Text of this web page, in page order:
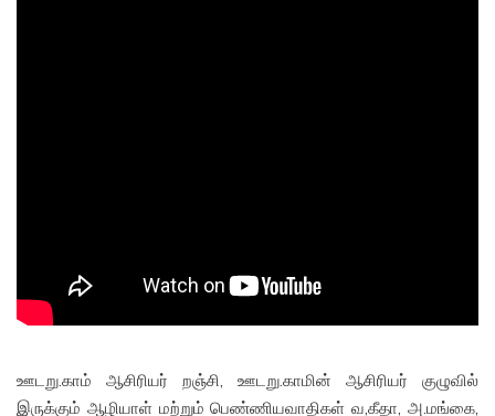
ஊடறு.காம் ஆசிரியர் றஞ்சி, ஊடறு.காமின் ஆசிரியர் குழுவில்
இருக்கும் ஆழியாள் மற்றும் பெண்ணியவாதிகள் வ,கீதா, அ.மங்கை,